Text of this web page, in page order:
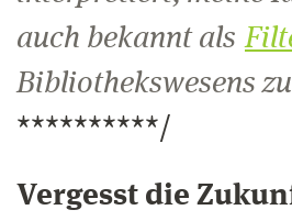
auch bekannt als
Bibliothekswesens
**********/
Vergesst die